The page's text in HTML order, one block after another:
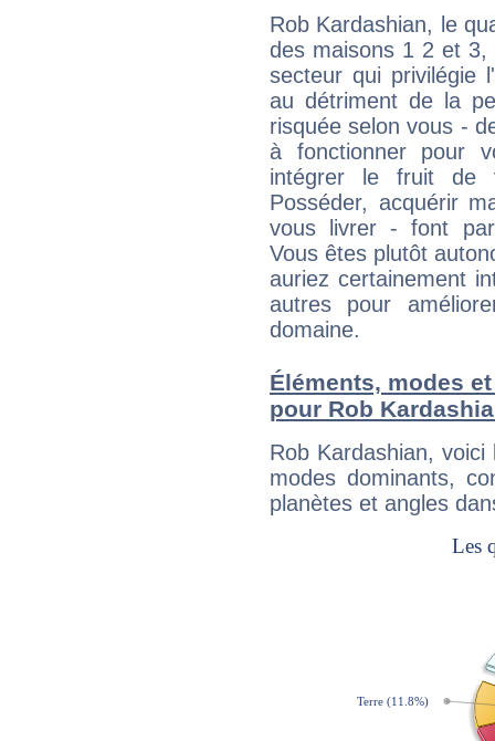
Rob Kardashian, le
des maisons 1 2 et
secteur qui privilégie
au détriment de la
risquée selon vous -
à fonctionner pour
intégrer le fruit de
Posséder, acquérir
vous livrer - font
Vous êtes plutôt
auriez certainement
autres pour
domaine.
Éléments, modes
pour Rob
Rob Kardashian,
modes dominants,
planètes et angles